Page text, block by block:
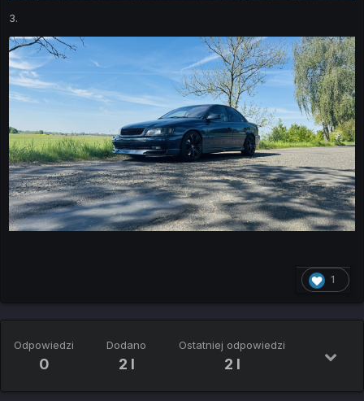
3.
1
Odpowiedzi
0
Dodano
2 l
Ostatniej odpowiedzi
2 l